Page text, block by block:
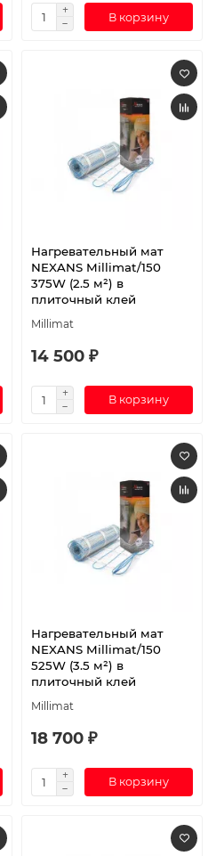
В корзину
Нагревательный мат
NEXANS Millimat/150
375W (2.5 м²) в
плиточный клей
Millimat
14 500 ₽
В корзину
Нагревательный мат
NEXANS Millimat/150
525W (3.5 м²) в
плиточный клей
Millimat
18 700 ₽
В корзину